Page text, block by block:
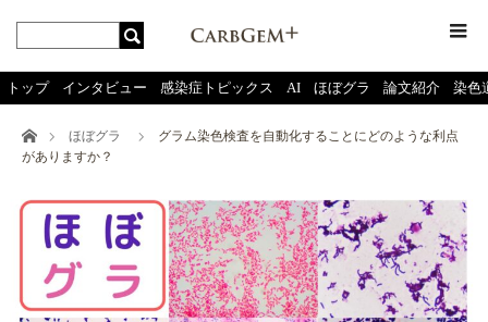
トップ インタビュー 感染症トピックス AI ほぼグラ 論文紹介 染色
ホームほぼグラ
グラム染色検査を自動化することにどのような利点
がありますか？